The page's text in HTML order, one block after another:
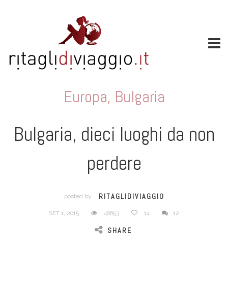
Europa, Bulgaria
Bulgaria, dieci luoghi da non
perdere
posted by RITAGLIDIVIAGGIO
SET 1, 2015 46653 14 12
SHARE